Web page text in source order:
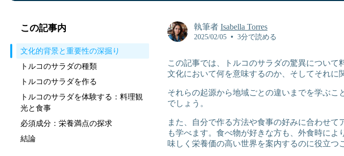
この記事内
文化的背景と重要性の深掘り
トルコのサラダの種類
トルコのサラダを作る
トルコのサラダを体験する：料理観
光と食事
必須成分：栄養満点の探求
結論
執筆者 Isabella Torres
2025/02/05 • 3分で読める
この記事では、トルコのサラダの驚異につい
文化において何を意味するのか、そしてそれに
それらの起源から地域ごとの違いまでを学ぶ
でしょう。
また、自分で作る方法や食事の好みに合わせ
も学べます。食べ物が好きな方も、外食時に
味しく栄養価の高い世界を案内するのに役立つ